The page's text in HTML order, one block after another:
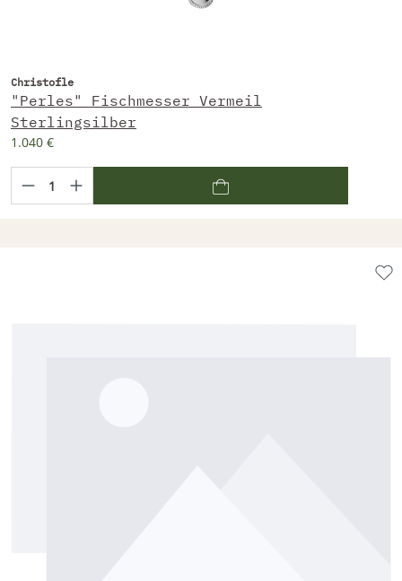
Christofle
"Perles" Fischmesser Vermeil
Sterlingsilber
1.040 €